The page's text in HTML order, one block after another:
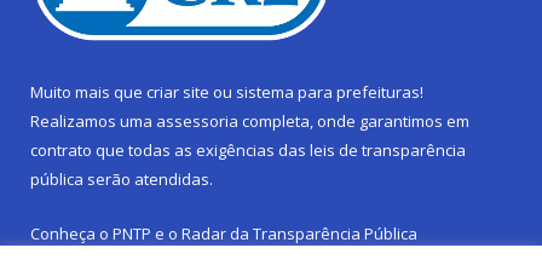
Muito mais que criar site ou sistema para prefeituras!
Realizamos uma assessoria completa, onde garantimos em
contrato que todas as exigências das leis de transparência
pública serão atendidas.
Conheça o PNTP e o Radar da Transparência Pública